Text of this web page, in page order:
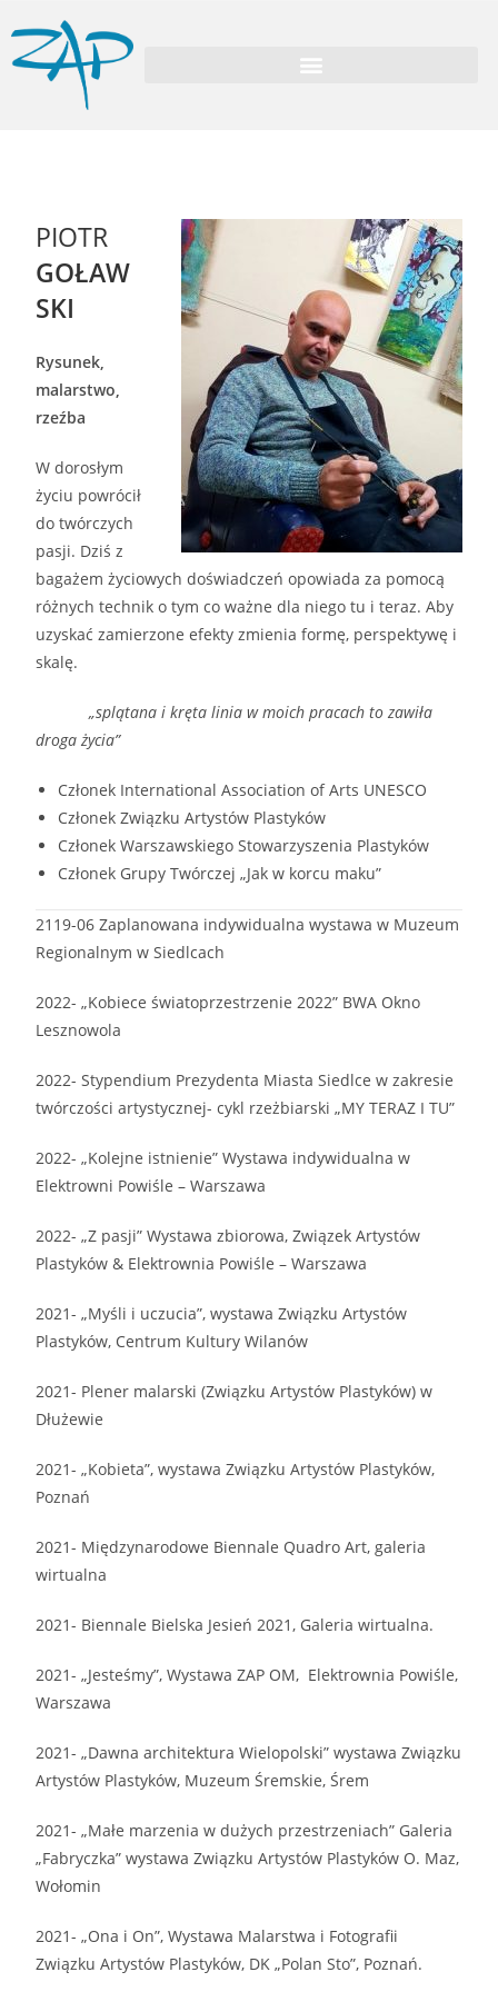
PIOTR
GOŁAW
SKI
Rysunek,
malarstwo,
rzeźba
W dorosłym
życiu powrócił
do twórczych
pasji. Dziś z
bagażem życiowych doświadczeń opowiada za pomocą
różnych technik o tym co ważne dla niego tu i teraz. Aby
uzyskać zamierzone efekty zmienia formę, perspektywę i
skalę.
„splątana i kręta linia w moich pracach to zawiła
droga życia”
Członek International Association of Arts UNESCO
Członek Związku Artystów Plastyków
Członek Warszawskiego Stowarzyszenia Plastyków
Członek Grupy Twórczej „Jak w korcu maku”
2119-06 Zaplanowana indywidualna wystawa w Muzeum
Regionalnym w Siedlcach
2022- „Kobiece światoprzestrzenie 2022” BWA Okno
Lesznowola
2022- Stypendium Prezydenta Miasta Siedlce w zakresie
twórczości artystycznej- cykl rzeżbiarski „MY TERAZ I TU”
2022- „Kolejne istnienie” Wystawa indywidualna w
Elektrowni Powiśle – Warszawa
2022- „Z pasji” Wystawa zbiorowa, Związek Artystów
Plastyków & Elektrownia Powiśle – Warszawa
2021- „Myśli i uczucia”, wystawa Związku Artystów
Plastyków, Centrum Kultury Wilanów
2021- Plener malarski (Związku Artystów Plastyków) w
Dłużewie
2021- „Kobieta”, wystawa Związku Artystów Plastyków,
Poznań
2021- Międzynarodowe Biennale Quadro Art, galeria
wirtualna
2021- Biennale Bielska Jesień 2021, Galeria wirtualna.
2021- „Jesteśmy”, Wystawa ZAP OM, Elektrownia Powiśle,
Warszawa
2021- „Dawna architektura Wielopolski” wystawa Związku
Artystów Plastyków, Muzeum Śremskie, Śrem
2021- „Małe marzenia w dużych przestrzeniach” Galeria
„Fabryczka” wystawa Związku Artystów Plastyków O. Maz,
Wołomin
2021- „Ona i On”, Wystawa Malarstwa i Fotografii
Związku Artystów Plastyków, DK „Polan Sto”, Poznań.